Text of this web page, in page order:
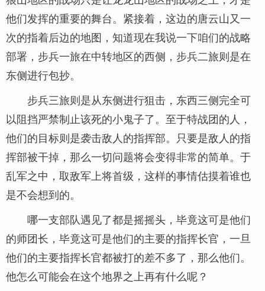
他们发挥的重要的舞台。紧接着，这边的唐云山又一
次的指着后边的地图，知道现在我说一下咱们的战略
部署，步兵一旅在中转地区的西侧，步兵二旅则是在
东侧进行包抄。
步兵三旅则是从东侧进行狙击，东西三侧完全可
以阻挡严禁制止该死的小鬼子了。至于特战团的人，
他们的目标则是袭击敌人的指挥部。只要是敌人的指
挥部被干掉，那么一切问题将会变得非常的简单。于
乱军之中，取敌军上将首级，这样的事情估摸着谁也
是不会想到的。
哪一支部队遇见了都是摇摇头，毕竟这可是他们
的师团长，毕竟这可是他们的主要的指挥长官，一旦
他们的主要指挥长官都被打的差不多了，那么他们。
他怎么可能会在这个地界之上再有什么呢？